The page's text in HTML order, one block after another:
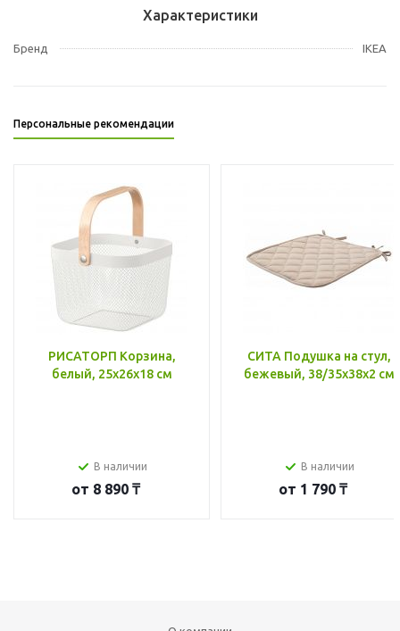
Характеристики
Бренд IKEA
Персональные рекомендации
РИСАТОРП Корзина,
белый, 25x26x18 см
В наличии
от 8 890 ₸
СИТА Подушка на стул,
бежевый, 38/35x38x2 см
В наличии
от 1 790 ₸